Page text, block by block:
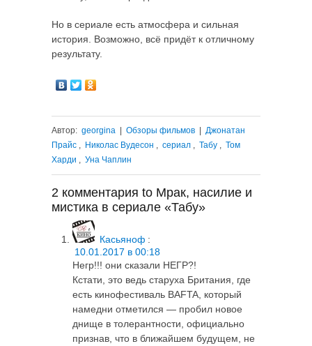
Но в сериале есть атмосфера и сильная
история. Возможно, всё придёт к отличному
результату.
Автор: georgina Обзоры фильмов
Джонатан
Прайс , Николас Вудесон , сериал , Табу , Том
Харди , Уна Чаплин
2 комментария to Мрак, насилие и
мистика в сериале «Табу»
Касьяноф :
10.01.2017 в 00:18
Негр!!! они сказали НЕГР?!
Кстати, это ведь старуха Британия, где
есть кинофестиваль BAFTA, который
намедни отметился — пробил новое
днище в толерантности, официально
признав, что в ближайшем будущем, не